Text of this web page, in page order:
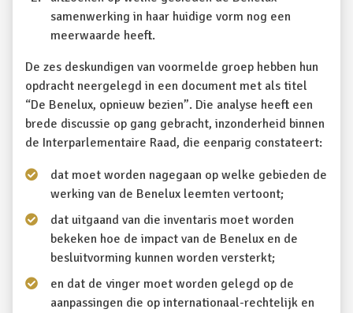
samenwerking in haar huidige vorm nog een
meerwaarde heeft.
De zes deskundigen van voormelde groep hebben hun
opdracht neergelegd in een document met als titel
“De Benelux, opnieuw bezien”. Die analyse heeft een
brede discussie op gang gebracht, inzonderheid binnen
de Interparlementaire Raad, die eenparig constateert:
dat moet worden nagegaan op welke gebieden de
werking van de Benelux leemten vertoont;
dat uitgaand van die inventaris moet worden
bekeken hoe de impact van de Benelux en de
besluitvorming kunnen worden versterkt;
en dat de vinger moet worden gelegd op de
aanpassingen die op internationaal-rechtelijk en